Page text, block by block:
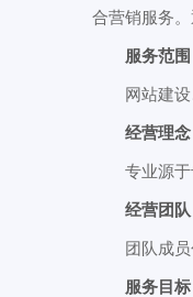
合营销服务
服务范围
网站建设、
经营理念
专业源于
经营团队
团队成员包
服务目标